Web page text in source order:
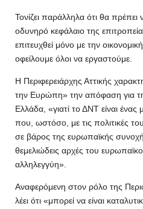
Τονίζει παράλληλα ότι θα πρέπει
οδυνηρό κεφάλαιο της
επιτευχθεί μόνο με την
οφείλουμε όλοι να εργαστούμε.
Η Περιφερειάρχης Αττικής
την Ευρώπη» την απόφαση για
Ελλάδα, «γιατί το ΔΝΤ είναι
που, ωστόσο, με τις πολιτικές του
σε βάρος της ευρωπαϊκής
θεμελιώδεις αρχές του
αλληλεγγύη».
Αναφερόμενη στον ρόλο της
λέει ότι «μπορεί να είναι